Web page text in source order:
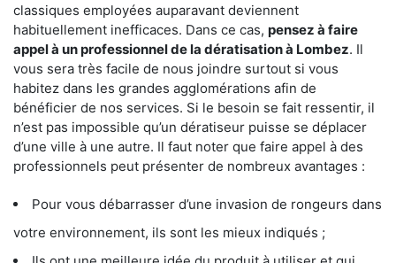
classiques employées auparavant deviennent
habituellement inefficaces. Dans ce cas, pensez à faire
appel à un professionnel de la dératisation à Lombez. Il
vous sera très facile de nous joindre surtout si vous
habitez dans les grandes agglomérations afin de
bénéficier de nos services. Si le besoin se fait ressentir, il
n’est pas impossible qu’un dératiseur puisse se déplacer
d’une ville à une autre. Il faut noter que faire appel à des
professionnels peut présenter de nombreux avantages :
Pour vous débarrasser d’une invasion de rongeurs dans
votre environnement, ils sont les mieux indiqués ;